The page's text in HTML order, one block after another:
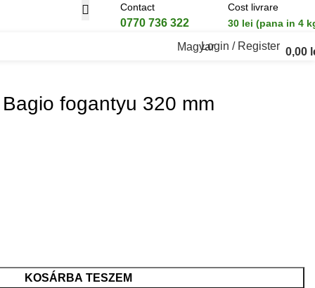
Contact
0770 736 322
Cost livrare
30 lei (pana in 4
MagyarLogin / Register 0,00
fogantyu 320 mm
KOSÁRBA TESZEM